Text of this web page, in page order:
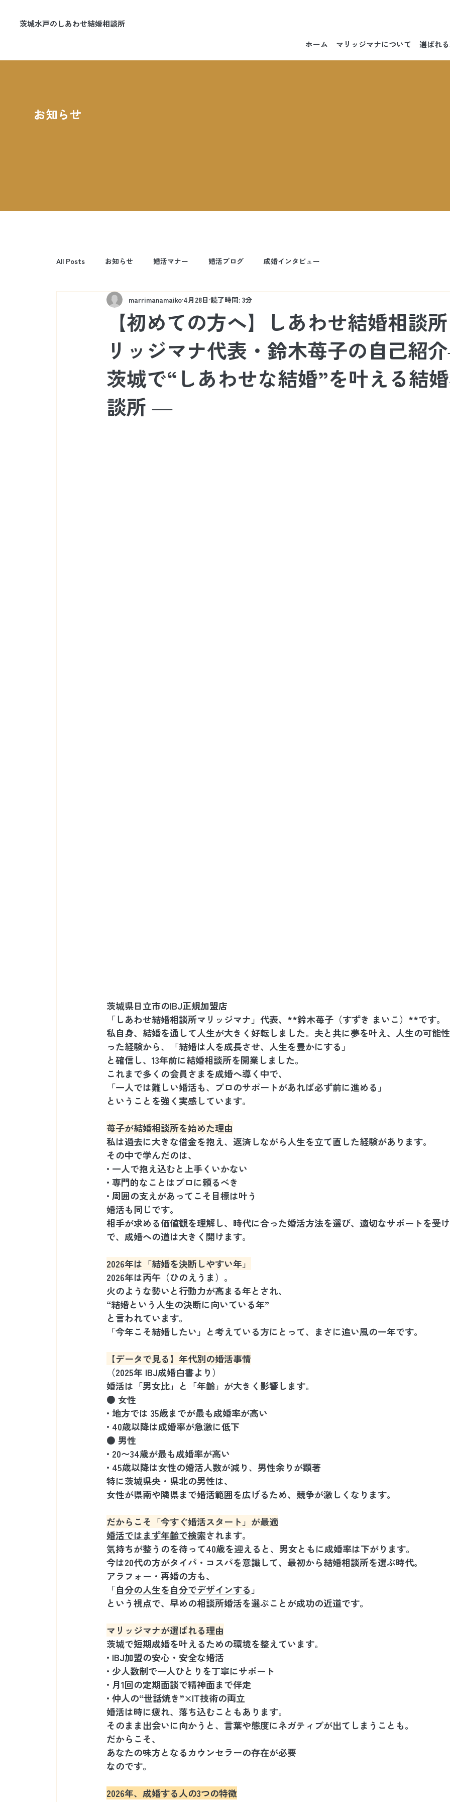
茨城水戸のしあわせ結婚相談所
ホーム マリッジマナについて 選ばれ
お知らせ
All Posts お知らせ 婚活マナー 婚活ブログ 成婚インタビュー
【初めての方へ】しあわせ結婚相談
リッジマナ代表・鈴木苺子の自己紹
茨城で“しあわせな結婚”を叶える結
談所 ―
marrimanamaiko 4月28日 読了時間: 3分
茨城県日立市のIBJ正規加盟店
「しあわせ結婚相談所マリッジマナ」代表、**鈴木苺子（すずき まいこ）**です。
私自身、結婚を通して人生が大きく好転しました。夫と共に夢を叶え、人生の可能
った経験から、「結婚は人を成長させ、人生を豊かにする」
と確信し、13年前に結婚相談所を開業しました。
これまで多くの会員さまを成婚へ導く中で、
「一人では難しい婚活も、プロのサポートがあれば必ず前に進める」
ということを強く実感しています。
苺子が結婚相談所を始めた理由
私は過去に大きな借金を抱え、返済しながら人生を立て直した経験があります。
その中で学んだのは、
• 一人で抱え込むと上手くいかない
• 専門的なことはプロに頼るべき
• 周囲の支えがあってこそ目標は叶う
婚活も同じです。
相手が求める価値観を理解し、時代に合った婚活方法を選び、適切なサポートを受
で、成婚への道は大きく開けます。
2026年は「結婚を決断しやすい年」
2026年は丙午（ひのえうま）。
火のような勢いと行動力が高まる年とされ、
“結婚という人生の決断に向いている年”
と言われています。
「今年こそ結婚したい」と考えている方にとって、まさに追い風の一年です。
【データで見る】年代別の婚活事情
（2025年 IBJ成婚白書より）
婚活は「男女比」と「年齢」が大きく影響します。
● 女性
• 地方では 35歳までが最も成婚率が高い
• 40歳以降は成婚率が急激に低下
● 男性
• 20〜34歳が最も成婚率が高い
• 45歳以降は女性の婚活人数が減り、男性余りが顕著
特に茨城県央・県北の男性は、
女性が県南や隣県まで婚活範囲を広げるため、競争が激しくなります。
だからこそ「今すぐ婚活スタート」が最適
婚活ではまず年齢で検索されます。
気持ちが整うのを待って40歳を迎えると、男女ともに成婚率は下がります。
今は20代の方がタイパ・コスパを意識して、最初から結婚相談所を選ぶ時代。
アラフォー・再婚の方も、
「自分の人生を自分でデザインする 」
という視点で、早めの相談所婚活を選ぶことが成功の近道です。
マリッジマナが選ばれる理由
茨城で短期成婚を叶えるための環境を整えています。
• IBJ加盟の安心・安全な婚活
• 少人数制で一人ひとりを丁寧にサポート
• 月1回の定期面談で精神面まで伴走
• 仲人の“世話焼き”×IT技術の両立
婚活は時に疲れ、落ち込むこともあります。
そのまま出会いに向かうと、言葉や態度にネガティブが出てしまうことも。
だからこそ、
あなたの味方となるカウンセラーの存在が必要
なのです。
2026年、成婚する人の3つの特徴